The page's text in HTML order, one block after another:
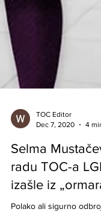
Dec 7, 2020
4
Selma
radu TOC-a
izašle iz